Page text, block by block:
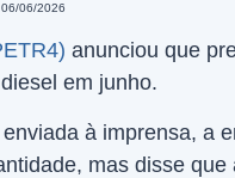
06/2026
anunciou que
em junho.
à imprensa, a
mas disse que